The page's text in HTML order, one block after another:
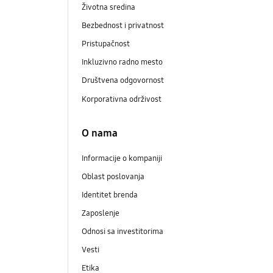
Životna sredina
Bezbednost i privatnost
Pristupačnost
Inkluzivno radno mesto
Društvena odgovornost
Korporativna održivost
O nama
Informacije o kompaniji
Oblast poslovanja
Identitet brenda
Zaposlenje
Odnosi sa investitorima
Vesti
Etika